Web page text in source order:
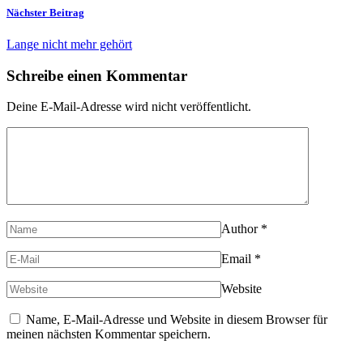
Nächster Beitrag
Lange nicht mehr gehört
Schreibe einen Kommentar
Deine E-Mail-Adresse wird nicht veröffentlicht.
Author *
Email *
Website
Name, E-Mail-Adresse und Website in diesem Browser für
meinen nächsten Kommentar speichern.